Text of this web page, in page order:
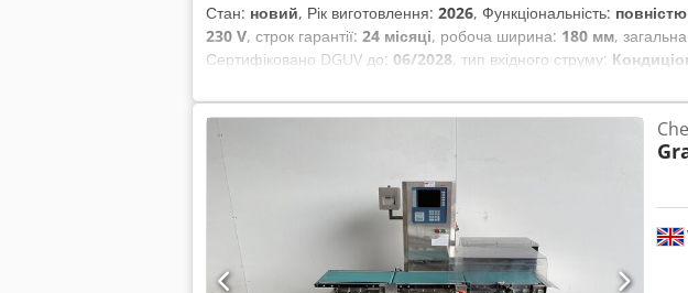
Стан: новий, Рік виготовлення: 2026, Функціональність:
230 V, строк гарантії: 24 місяці, робоча ширина: 180 мм,
Сертифіковано DGUV до: 06/2028, тип вхідного струму:
для формування булочок +++ НОВИНКА НОВИНКА Вага тіста:
конструкція Максимальна ширина довгого валка: 180 мм
230 В Розміри: 280 x 475 x 280 мм (Ш x Г x В) Нова машина,
Додаткові опції: Доставка Договір на технічне обслуговування